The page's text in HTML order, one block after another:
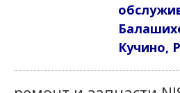
Кучино,